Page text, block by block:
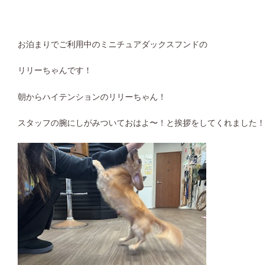
お泊まりでご利用中のミニチュアダックスフンドの
リリーちゃんです！
朝からハイテンションのリリーちゃん！
スタッフの腕にしがみついておはよ〜！と挨拶をしてくれました